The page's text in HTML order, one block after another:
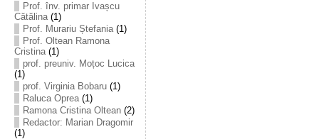
Prof. înv. primar Ivașcu
Cătălina(1)
Prof. Murariu Ștefania(1)
Prof. Oltean Ramona
Cristina(1)
prof. preuniv. Moțoc Lucica
(1)
prof. Virginia Bobaru(1)
Raluca Oprea(1)
Ramona Cristina Oltean(2)
Redactor: Marian Dragomir
(1)